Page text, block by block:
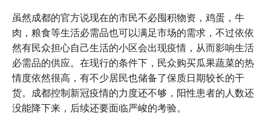
虽然成都的官方说现在的市民不必囤积物资，鸡蛋，牛
肉，粮食等生活必需品也可以满足市场的需求，不过依依
然有民众担心自己生活的小区会出现疫情，从而影响生活
必需品的供应。在现行的条件下，民众购买瓜果蔬菜的热
情度依然很高，有不少居民也储备了保质日期较长的干
货。成都控制新冠疫情的力度还不够，阳性患者的人数还
没能降下来，后续还要面临严峻的考验。